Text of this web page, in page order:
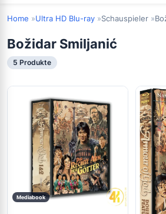
Home Ultra HD Blu-ray Schauspieler
Božidar Smiljanić
5 Produkte
Mediabook